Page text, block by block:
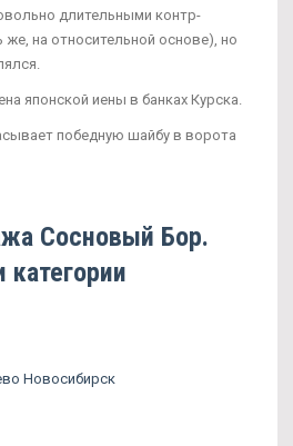
длительными контр-
на относительной основе), но
японской иены в банках Курска.
победную шайбу в ворота
Сосновый Бор.
Новосибирск